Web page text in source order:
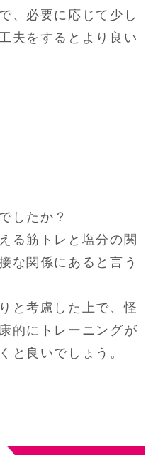
、必要に応じて少し
夫をするとより良い
したか？
る筋トレと塩分の関
な関係にあると言う
と考慮した上で、怪
的にトレーニングが
と良いでしょう。